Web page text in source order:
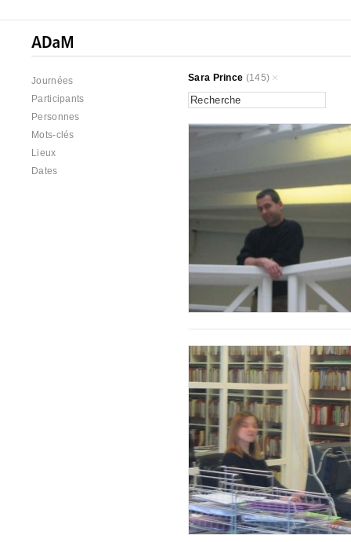
Journées
Participants
Personnes
Mots-clés
Lieux
Dates
Sara Prince (145)